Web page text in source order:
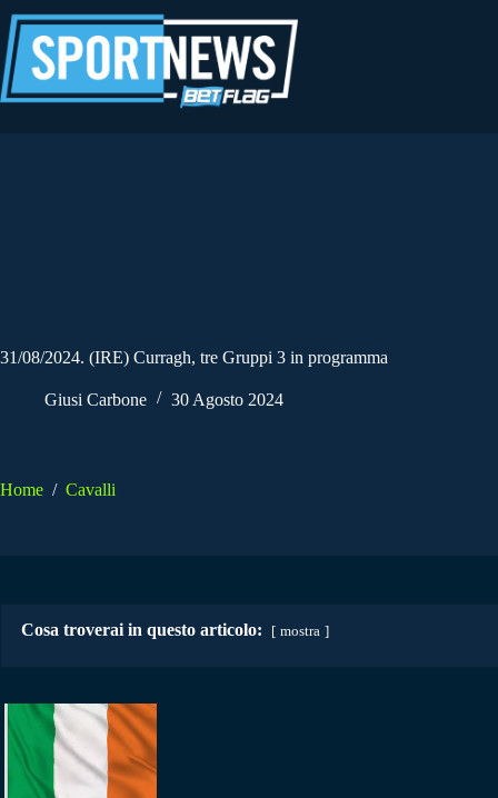
al
contenuto
31/08/2024. (IRE) Curragh, tre Gruppi 3 in programma
Giusi Carbone 30 Agosto 2024
Home / Cavalli
Cosa troverai in questo articolo: mostra